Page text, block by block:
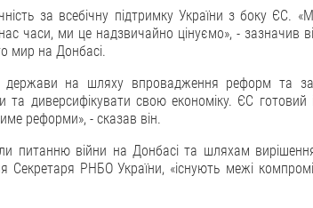
за всебічну підтримку України з боку ЄС.
часи, ми це надзвичайно цінуємо», - зазначив
мир на Донбасі.
держави на шляху впровадження реформ та
диверсифікувати свою економіку. ЄС готовий
реформи», - сказав він.
питанню війни на Донбасі та шляхам
Секретаря РНБО України, «існують межі